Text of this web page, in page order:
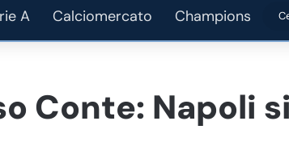
A Calciomercato Champions
Conte: Napoli